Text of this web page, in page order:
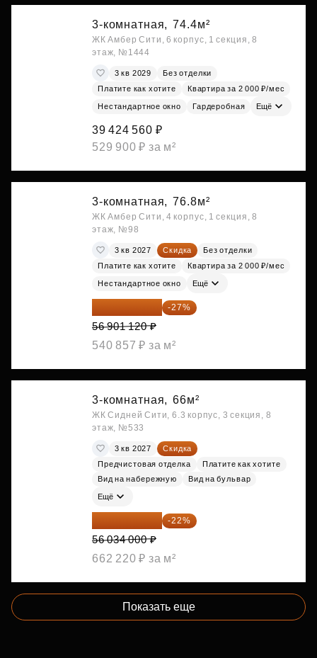
3-комнатная, 74.4м²
ЖК Амбер Сити, 6 корпус, 1 секция, 8
этаж, №1444
3 кв 2029
Без отделки
Платите как хотите
Квартира за 2 000 ₽/мес
Нестандартное окно Гардеробная Ещё
39 424 560 ₽
529 900 ₽ за м²
3-комнатная, 76.8м²
ЖК Амбер Сити, 4 корпус, 1 секция, 8
этаж, №98
3 кв 2027 Скидка
Без отделки
Платите как хотите
Квартира за 2 000 ₽/мес
Нестандартное окно Ещё
41 537 818 ₽ -27%
56 901 120 ₽
540 857 ₽ за м²
3-комнатная, 66м²
ЖК Сидней Сити, 6.3 корпус, 3 секция, 8
этаж, №533
3 кв 2027
Скидка
Предчистовая отделка
Платите как хотите
Вид на набережную
Вид на бульвар
Ещё
43 706 520 ₽ -22%
56 034 000 ₽
662 220 ₽ за м²
Показать еще